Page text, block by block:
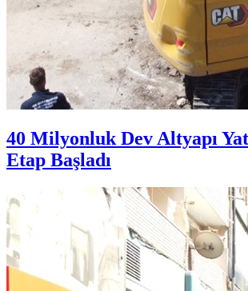
40 Milyonluk Dev Altyapı
Etap Başladı